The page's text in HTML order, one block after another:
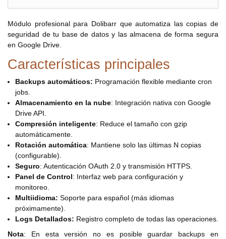
Módulo profesional para Dolibarr que automatiza las copias de
seguridad de tu base de datos y las almacena de forma segura
en Google Drive.
Características principales
Backups automáticos: Programación flexible mediante cron
jobs.
Almacenamiento en la nube: Integración nativa con Google
Drive API.
Compresión inteligente: Reduce el tamaño con gzip
automáticamente.
Rotación automática: Mantiene solo las últimas N copias
(configurable).
Seguro: Autenticación OAuth 2.0 y transmisión HTTPS.
Panel de Control: Interfaz web para configuración y
monitoreo.
Multiidioma: Soporte para español (más idiomas
próximamente).
Logs Detallados: Registro completo de todas las operaciones.
Nota: En esta versión no es posible guardar backups en